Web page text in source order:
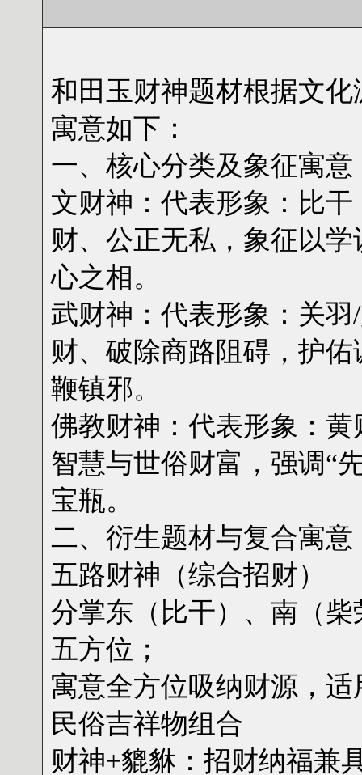
和田玉财神题材根据文
寓意如下：
一、核心分类及象征寓意‌
文财神‌：代表形象：比
财、公正无私，象征以
心之相。
武财神‌：代表形象：关
财、破除商路阻碍，护
鞭镇邪。
‌佛教财神‌： 代表形象： 黄
智慧与世俗财富，强调“
宝瓶。
‌二、衍生题材与复合寓意‌
‌五路财神‌（综合招财）
分掌东（比干）、南（
五方位；
寓意‌全方位吸纳财源‌，
‌民俗吉祥物组合‌
财神+貔貅‌：招财纳福兼